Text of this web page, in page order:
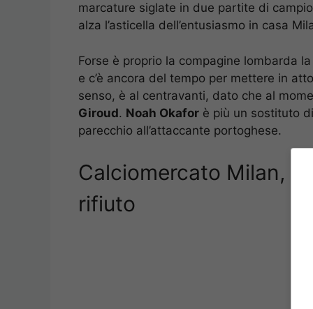
marcature siglate in due partite di
alza l’asticella dell’entusiasmo in casa
Forse è proprio la compagine lombarda
e c’è ancora del tempo per mettere in
senso, è al centravanti, dato che al
Giroud. Noah Okafor è più un sostituto di
parecchio all’attaccante portoghese.
Calciomercato Milan, la
rifiuto